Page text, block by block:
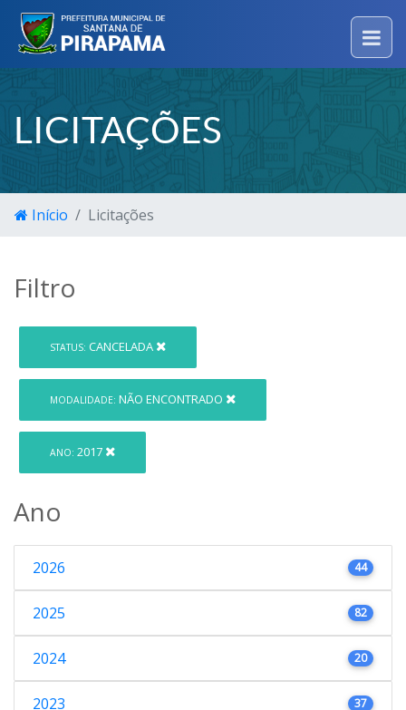
LICITAÇÕES
Início Licitações
Filtro
STATUS: CANCELADA
MODALIDADE: NÃO ENCONTRADO
ANO: 2017
Ano
2026 44
2025 82
2024 20
2023 37